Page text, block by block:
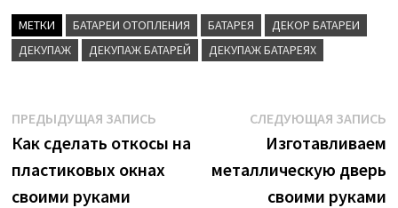
МЕТКИ БАТАРЕИ ОТОПЛЕНИЯ БАТАРЕЯ
ДЕКОР БАТАРЕИ
ДЕКУПАЖ
ДЕКУПАЖ БАТАРЕЙ ДЕКУПАЖ БАТАРЕЯХ
Навигация
по
записям
ПРЕДЫДУЩАЯ ЗАПИСЬПредыдущая
запись:
Как сделать откосы на
пластиковых окнах
своими руками
СЛЕДУЮЩАЯ ЗАПИСЬ
Изготавливаем
металлическую дверь
своими руками